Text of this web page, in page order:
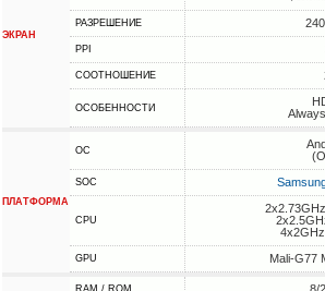
ЭКРАН
РАЗРЕШЕНИЕ
PPI
СООТНОШЕНИЕ
ОСОБЕННОСТИ
ПЛАТФОРМА
ОС
SOC
CPU
GPU Mali-G77
RAM / ROM